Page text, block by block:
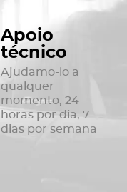
Apoio
técnico
Ajudamo-lo a
qualquer
momento, 24
horas por dia, 7
dias por semana